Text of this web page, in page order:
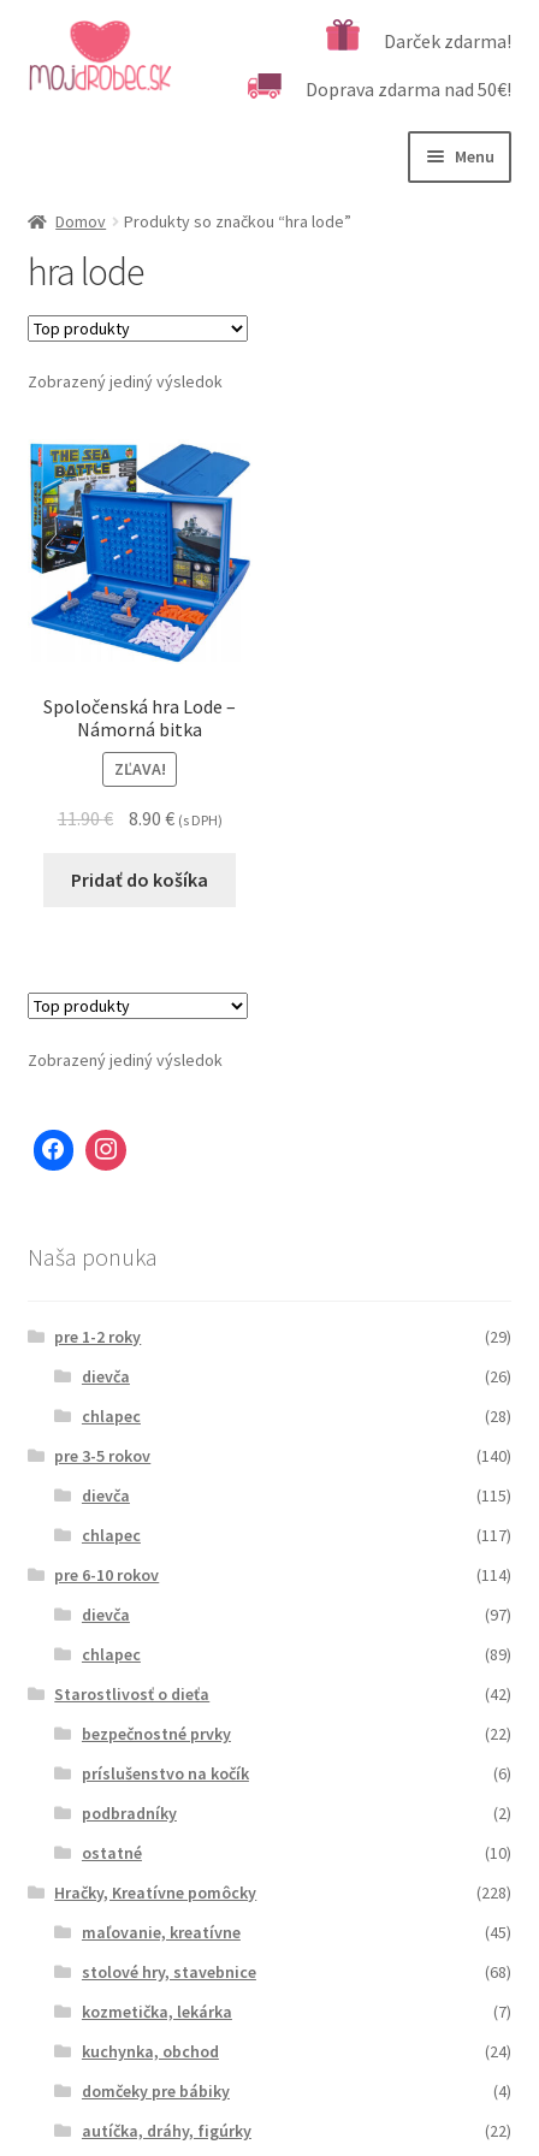
Preskočiť
na
navigáciu
Preskočiť
na
obsah
Darček zdarma!
Doprava zdarma nad 50€!
Menu
Podľa veku
Kategórie produktov
Dôležité informácie
Domov Produkty so značkou “hra lode”
hra lode
Zobrazený jediný výsledok
Spoločenská hra Lode –
Námorná bitka
ZĽAVA!
11.90€ 8.90 € (s DPH)
Pridať do košíka
Zobrazený jediný výsledok
Naša ponuka
pre 1-2 roky
(29)
dievča
(26)
chlapec
(28)
pre 3-5 rokov
(140)
dievča
(115)
chlapec
(117)
pre 6-10 rokov
(114)
dievča
(97)
chlapec
(89)
Starostlivosť o dieťa
(42)
bezpečnostné prvky
(22)
príslušenstvo na kočík
(6)
podbradníky
(2)
ostatné
(10)
Hračky, Kreatívne pomôcky
(228)
maľovanie, kreatívne
(45)
stolové hry, stavebnice
(68)
kozmetička, lekárka
(7)
kuchynka, obchod
(24)
domčeky pre bábiky
(4)
autíčka, dráhy, figúrky
(22)